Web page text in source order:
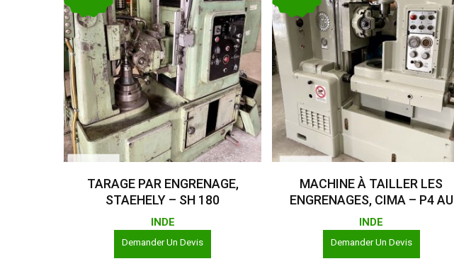
Lire La Suite
TARAGE PAR ENGRENAGE,
STAEHELY – SH 180
INDE
Demander Un Devis
Lire La Suite
MACHINE À TAILLER LES
ENGRENAGES, CIMA – P4 AU
INDE
Demander Un Devis